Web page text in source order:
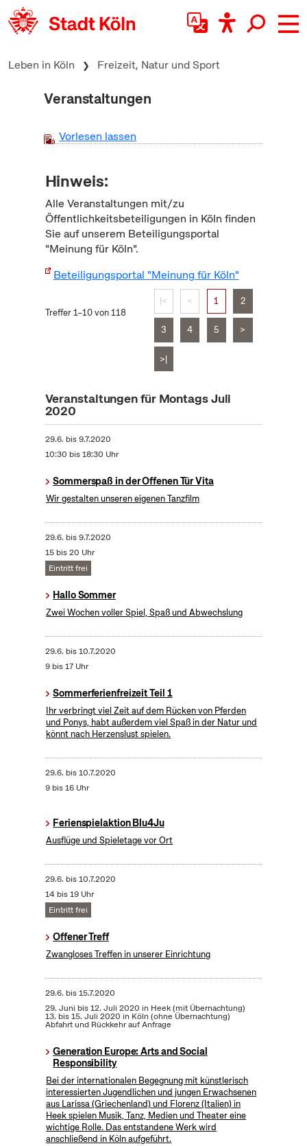
zum Inhalt springen
Leben in Köln Freizeit, Natur und Sport
Veranstaltungen
Vorlesen lassen
Hinweis:
Alle Veranstaltungen mit/zu
Öffentlichkeitsbeteiligungen in Köln finden
Sie auf unserem Beteiligungsportal
"Meinung für Köln".
Beteiligungsportal "Meinung für Köln"
Treffer 1–10 von 118
|< < 1 2
3 4 5 >
>|
Veranstaltungen für Montags Juli
2020
29.6. bis9.7.2020
10:30 bis 18:30 Uhr
Sommerspaß in der Offenen Tür Vita
Wir gestalten unseren eigenen Tanzfilm
29.6. bis9.7.2020
15 bis 20 Uhr
Eintritt frei
Hallo Sommer
Zwei Wochen voller Spiel, Spaß und Abwechslung
29.6. bis10.7.2020
9 bis 17 Uhr
Sommerferienfreizeit Teil 1
Ihr verbringt viel Zeit auf dem Rücken von Pferden
und Ponys, habt außerdem viel Spaß in der Natur und
könnt nach Herzenslust spielen.
29.6. bis10.7.2020
9 bis 16 Uhr
Ferienspielaktion Blu4Ju
Ausflüge und Spieletage vor Ort
29.6. bis10.7.2020
14 bis 19 Uhr
Eintritt frei
Offener Treff
Zwangloses Treffen in unserer Einrichtung
29.6. bis15.7.2020
29. Juni bis 12. Juli 2020 in Heek (mit Übernachtung)
13. bis 15. Juli 2020 in Köln (ohne Übernachtung)
Abfahrt und Rückkehr auf Anfrage
Generation Europe: Arts and Social
Responsibility
Bei der internationalen Begegnung mit künstlerisch
interessierten Jugendlichen und jungen Erwachsenen
aus Larissa (Griechenland) und Florenz (Italien) in
Heek spielen Musik, Tanz, Medien und Theater eine
wichtige Rolle. Das entstandene Werk wird
anschließend in Köln aufgeführt.